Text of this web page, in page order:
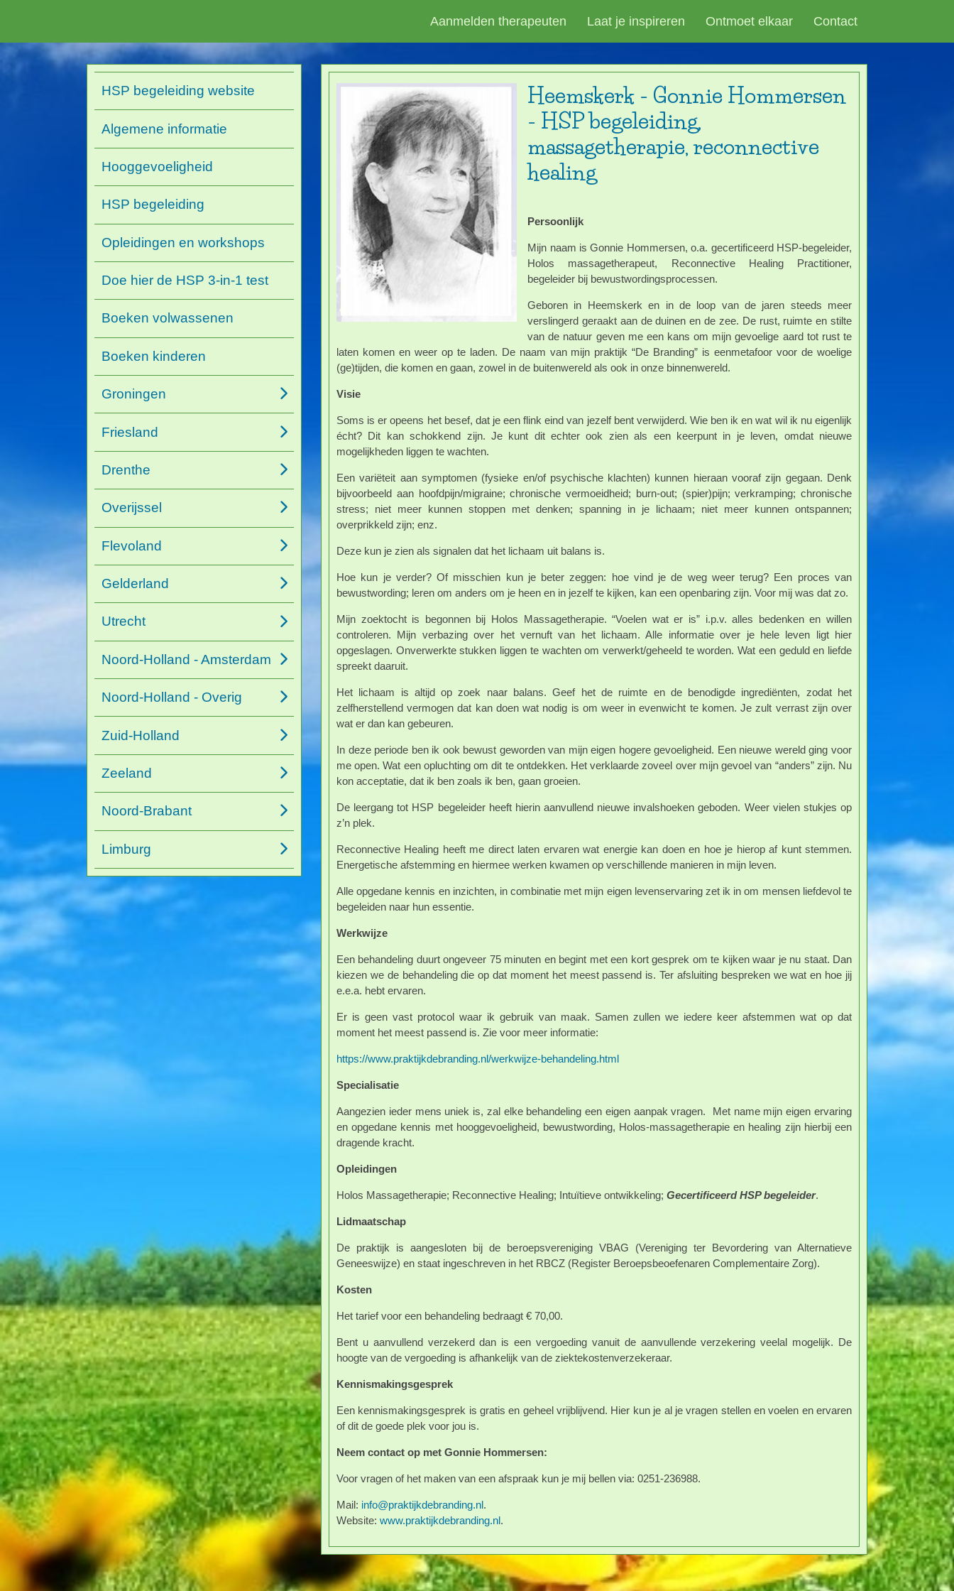
Aanmelden therapeuten Laat je inspireren Ontmoet elkaar Contact
Heemskerk - Gonnie Hommersen
- HSP begeleiding,
massagetherapie, reconnective
healing
Persoonlijk
Mijn naam is Gonnie Hommersen, o.a. gecertificeerd HSP-begeleider,
Holos massagetherapeut, Reconnective Healing Practitioner,
begeleider bij bewustwordingsprocessen.
Geboren in Heemskerk en in de loop van de jaren steeds meer
verslingerd geraakt aan de duinen en de zee. De rust, ruimte en stilte
van de natuur geven me een kans om mijn gevoelige aard tot rust te
laten komen en weer op te laden. De naam van mijn praktijk “De Branding” is eenmetafoor voor de woelige
(ge)tijden, die komen en gaan, zowel in de buitenwereld als ook in onze binnenwereld.
Visie
Soms is er opeens het besef, dat je een flink eind van jezelf bent verwijderd. Wie ben ik en wat wil ik nu eigenlijk
écht? Dit kan schokkend zijn. Je kunt dit echter ook zien als een keerpunt in je leven, omdat nieuwe
mogelijkheden liggen te wachten.
Een variëteit aan symptomen (fysieke en/of psychische klachten) kunnen hieraan vooraf zijn gegaan. Denk
bijvoorbeeld aan hoofdpijn/migraine; chronische vermoeidheid; burn-out; (spier)pijn; verkramping; chronische
stress; niet meer kunnen stoppen met denken; spanning in je lichaam; niet meer kunnen ontspannen;
overprikkeld zijn; enz.
Deze kun je zien als signalen dat het lichaam uit balans is.
Hoe kun je verder? Of misschien kun je beter zeggen: hoe vind je de weg weer terug? Een proces van
bewustwording; leren om anders om je heen en in jezelf te kijken, kan een openbaring zijn. Voor mij was dat zo.
Mijn zoektocht is begonnen bij Holos Massagetherapie. “Voelen wat er is” i.p.v. alles bedenken en willen
controleren. Mijn verbazing over het vernuft van het lichaam. Alle informatie over je hele leven ligt hier
opgeslagen. Onverwerkte stukken liggen te wachten om verwerkt/geheeld te worden. Wat een geduld en liefde
spreekt daaruit.
Het lichaam is altijd op zoek naar balans. Geef het de ruimte en de benodigde ingrediënten, zodat het
zelfherstellend vermogen dat kan doen wat nodig is om weer in evenwicht te komen. Je zult verrast zijn over
wat er dan kan gebeuren.
In deze periode ben ik ook bewust geworden van mijn eigen hogere gevoeligheid. Een nieuwe wereld ging voor
me open. Wat een opluchting om dit te ontdekken. Het verklaarde zoveel over mijn gevoel van “anders” zijn. Nu
kon acceptatie, dat ik ben zoals ik ben, gaan groeien.
De leergang tot HSP begeleider heeft hierin aanvullend nieuwe invalshoeken geboden. Weer vielen stukjes op
z’n plek.
Reconnective Healing heeft me direct laten ervaren wat energie kan doen en hoe je hierop af kunt stemmen.
Energetische afstemming en hiermee werken kwamen op verschillende manieren in mijn leven.
Alle opgedane kennis en inzichten, in combinatie met mijn eigen levenservaring zet ik in om mensen liefdevol te
begeleiden naar hun essentie.
Werkwijze
Een behandeling duurt ongeveer 75 minuten en begint met een kort gesprek om te kijken waar je nu staat. Dan
kiezen we de behandeling die op dat moment het meest passend is. Ter afsluiting bespreken we wat en hoe jij
e.e.a. hebt ervaren.
Er is geen vast protocol waar ik gebruik van maak. Samen zullen we iedere keer afstemmen wat op dat
moment het meest passend is. Zie voor meer informatie:
https://www.praktijkdebranding.nl/werkwijze-behandeling.html
Specialisatie
Aangezien ieder mens uniek is, zal elke behandeling een eigen aanpak vragen. Met name mijn eigen ervaring
en opgedane kennis met hooggevoeligheid, bewustwording, Holos-massagetherapie en healing zijn hierbij een
dragende kracht.
Opleidingen
Holos Massagetherapie; Reconnective Healing; Intuïtieve ontwikkeling; Gecertificeerd HSP begeleider.
Lidmaatschap
De praktijk is aangesloten bij de beroepsvereniging VBAG (Vereniging ter Bevordering van Alternatieve
Geneeswijze) en staat ingeschreven in het RBCZ (Register Beroepsbeoefenaren Complementaire Zorg).
Kosten
Het tarief voor een behandeling bedraagt € 70,00.
Bent u aanvullend verzekerd dan is een vergoeding vanuit de aanvullende verzekering veelal mogelijk. De
hoogte van de vergoeding is afhankelijk van de ziektekostenverzekeraar.
Kennismakingsgesprek
Een kennismakingsgesprek is gratis en geheel vrijblijvend. Hier kun je al je vragen stellen en voelen en ervaren
of dit de goede plek voor jou is.
Neem contact op met Gonnie Hommersen:
Voor vragen of het maken van een afspraak kun je mij bellen via: 0251-236988.
Mail: info@praktijkdebranding.nl.
Website: www.praktijkdebranding.nl.
HSP begeleiding website
Algemene informatie
Hooggevoeligheid
HSP begeleiding
Opleidingen en workshops
Doe hier de HSP 3-in-1 test
Boeken volwassenen
Boeken kinderen
Groningen
Friesland
Drenthe
Overijssel
Flevoland
Gelderland
Utrecht
Noord-Holland - Amsterdam
Noord-Holland - Overig
Zuid-Holland
Zeeland
Noord-Brabant
Limburg